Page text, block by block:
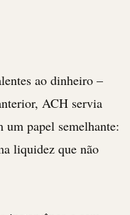
ao dinheiro –
ACH servia
um papel semelhante:
liquidez que não